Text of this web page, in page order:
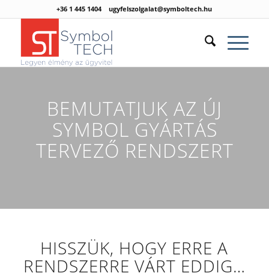
+36 1 445 1404 ugyfelszolgalat@symboltech.hu
BEMUTATJUK AZ ÚJ
SYMBOL GYÁRTÁS
TERVEZŐ RENDSZERT
HISSZÜK, HOGY ERRE A
RENDSZERRE VÁRT EDDIG…